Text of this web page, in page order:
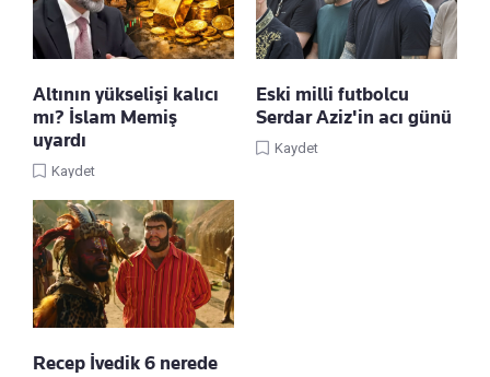
Altının yükselişi kalıcı
mı? İslam Memiş
uyardı
Kaydet
Eski milli futbolcu
Serdar Aziz'in acı günü
Kaydet
Recep İvedik 6 nerede